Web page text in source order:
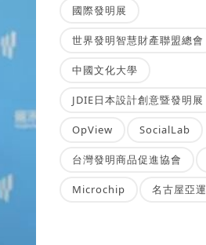
國際發明展
世界發明智慧財產聯盟總會
中國文化大學
JDIE日本設計創意暨發明展
OpView SocialLab
台灣發明商品促進協會
Microchip 名古屋亞運